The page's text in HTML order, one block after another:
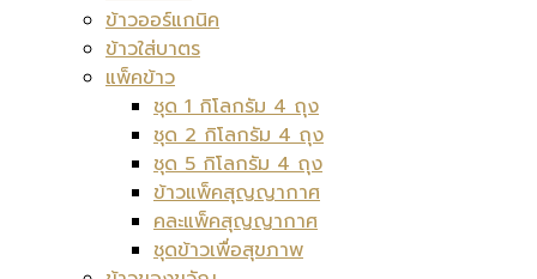
ข้าวออร์แกนิค
ข้าวใส่บาตร
แพ็คข้าว
ชุด 1 กิโลกรัม 4 ถุง
ชุด 2 กิโลกรัม 4 ถุง
ชุด 5 กิโลกรัม 4 ถุง
ข้าวแพ็คสุญญากาศ
คละแพ็คสุญญากาศ
ชุดข้าวเพื่อสุขภาพ